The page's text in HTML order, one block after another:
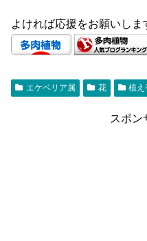
よければ応援をお願いしま
エケベリア属 花 植え
スポン